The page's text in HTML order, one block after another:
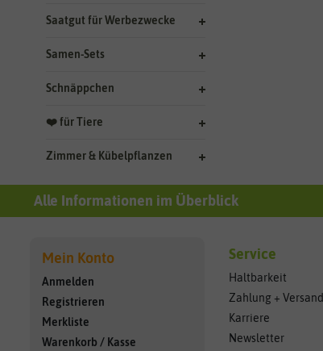
Saatgut für Werbezwecke
Samen-Sets
Schnäppchen
❤️ für Tiere
Zimmer & Kübelpflanzen
Alle Informationen im Überblick
Mein Konto
Anmelden
Registrieren
Merkliste
Warenkorb / Kasse
Service
Haltbarkeit
Zahlung + Versand
Karriere
Newsletter